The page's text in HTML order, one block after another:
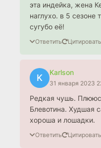
эта индейка, жена
наглухо. в 5 сезоне
сугубо её!
Ответить Цитировать
K
Karlson
31 января 2023
Редкая чушь.
Блевотина. Худшая
хороша и лошадки.
Ответить Цитировать